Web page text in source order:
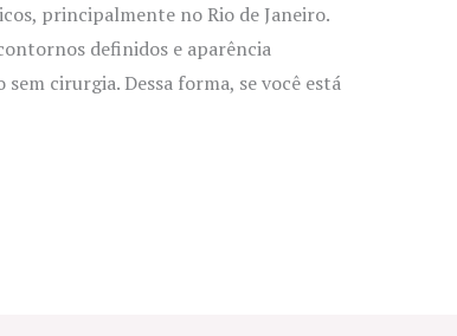
principalmente no Rio de Janeiro.
definidos e aparência
cirurgia. Dessa forma, se você está